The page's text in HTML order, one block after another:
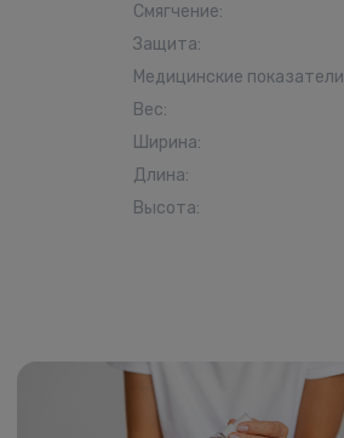
Смягчение:
Защита:
Медицинские показатели
Вес:
Ширина:
Длина:
Высота: